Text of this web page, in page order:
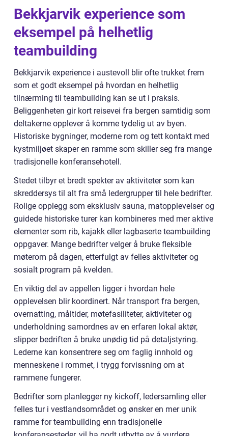
Bekkjarvik experience som
eksempel på helhetlig
teambuilding
Bekkjarvik experience i austevoll blir ofte trukket frem
som et godt eksempel på hvordan en helhetlig
tilnærming til teambuilding kan se ut i praksis.
Beliggenheten gir kort reisevei fra bergen samtidig som
deltakerne opplever å komme tydelig ut av byen.
Historiske bygninger, moderne rom og tett kontakt med
kystmiljøet skaper en ramme som skiller seg fra mange
tradisjonelle konferansehotell.
Stedet tilbyr et bredt spekter av aktiviteter som kan
skreddersys til alt fra små ledergrupper til hele bedrifter.
Rolige opplegg som eksklusiv sauna, matopplevelser og
guidede historiske turer kan kombineres med mer aktive
elementer som rib, kajakk eller lagbaserte teambuilding
oppgaver. Mange bedrifter velger å bruke fleksible
møterom på dagen, etterfulgt av felles aktiviteter og
sosialt program på kvelden.
En viktig del av appellen ligger i hvordan hele
opplevelsen blir koordinert. Når transport fra bergen,
overnatting, måltider, møtefasiliteter, aktiviteter og
underholdning samordnes av en erfaren lokal aktør,
slipper bedriften å bruke unødig tid på detaljstyring.
Lederne kan konsentrere seg om faglig innhold og
menneskene i rommet, i trygg forvissning om at
rammene fungerer.
Bedrifter som planlegger ny kickoff, ledersamling eller
felles tur i vestlandsområdet og ønsker en mer unik
ramme for teambuilding enn tradisjonelle